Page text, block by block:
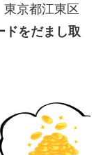
京都江東区
ドをだまし取